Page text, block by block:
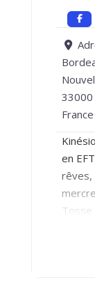
33000
France
en
rêves,
Tosse